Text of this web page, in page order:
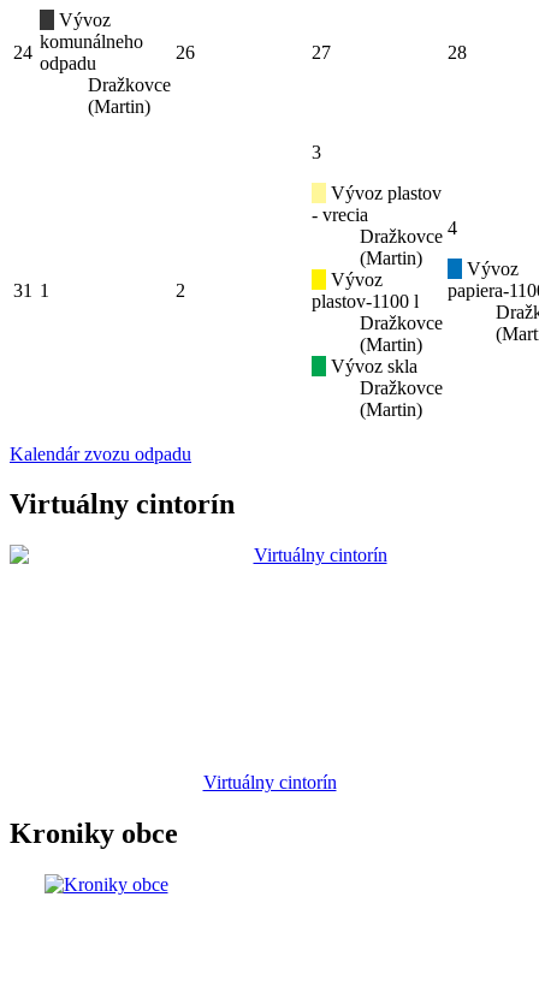
24
Vývoz
komunálneho
odpadu
Dražkovce
(Martin)
26 27 28
31 1 2
3
Vývoz plastov
- vrecia
Dražkovce
(Martin)
Vývoz
plastov-1100 l
Dražkovce
(Martin)
Vývoz skla
Dražkovce
(Martin)
4
Vývoz
papiera-
Kalendár zvozu odpadu
Virtuálny cintorín
Virtuálny cintorín
Kroniky obce